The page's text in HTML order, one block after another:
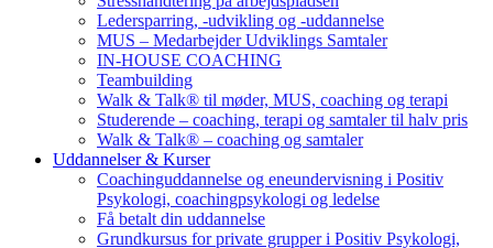
Ledersparring, -udvikling og -uddannelse
MUS – Medarbejder Udviklings Samtaler
IN-HOUSE COACHING
Teambuilding
Walk & Talk® til møder, MUS, coaching og terapi
Studerende – coaching, terapi og samtaler til halv pris
Walk & Talk® – coaching og samtaler
Uddannelser & Kurser
Coachinguddannelse og eneundervisning i Positiv
Psykologi, coachingpsykologi og ledelse
Få betalt din uddannelse
Grundkursus for private grupper i Positiv Psykologi,